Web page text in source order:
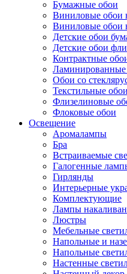
Бумажные обои
Виниловые обои
Виниловые обои
Детские обои
Детские обои
Контрактные
Ламинированные
Обои со
Текстильные обои
Флизелиновые
Флоковые обои
Освещение
Аромалампы
Бра
Встраиваемые
Галогенные
Гирлянды
Интерьерные
Комплектующие
Лампы
Люстры
Мебельные
Напольные и
Напольные
Настенные